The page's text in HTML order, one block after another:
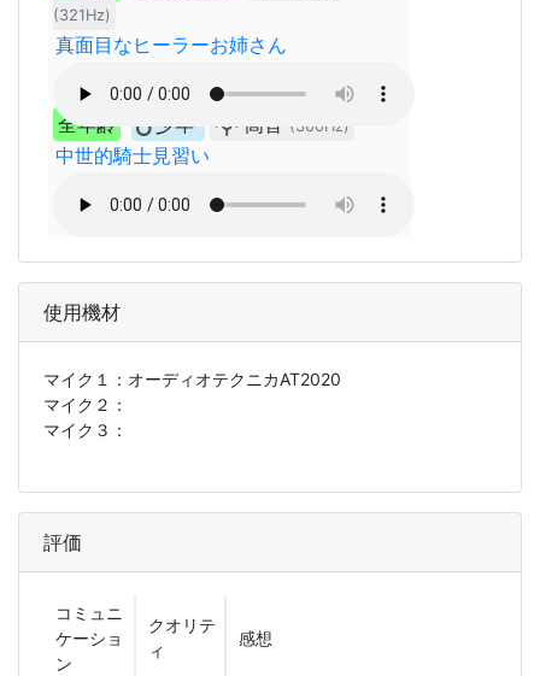
(321Hz)
真面目なヒーラーお姉さん
全年齢 少年 高音 (360Hz)
中世的騎士見習い
使用機材
マイク１： オーディオテクニカAT2020
マイク２：
マイク３：
評価
コミュニ
ケーショ
ン
クオリテ
ィ
感想